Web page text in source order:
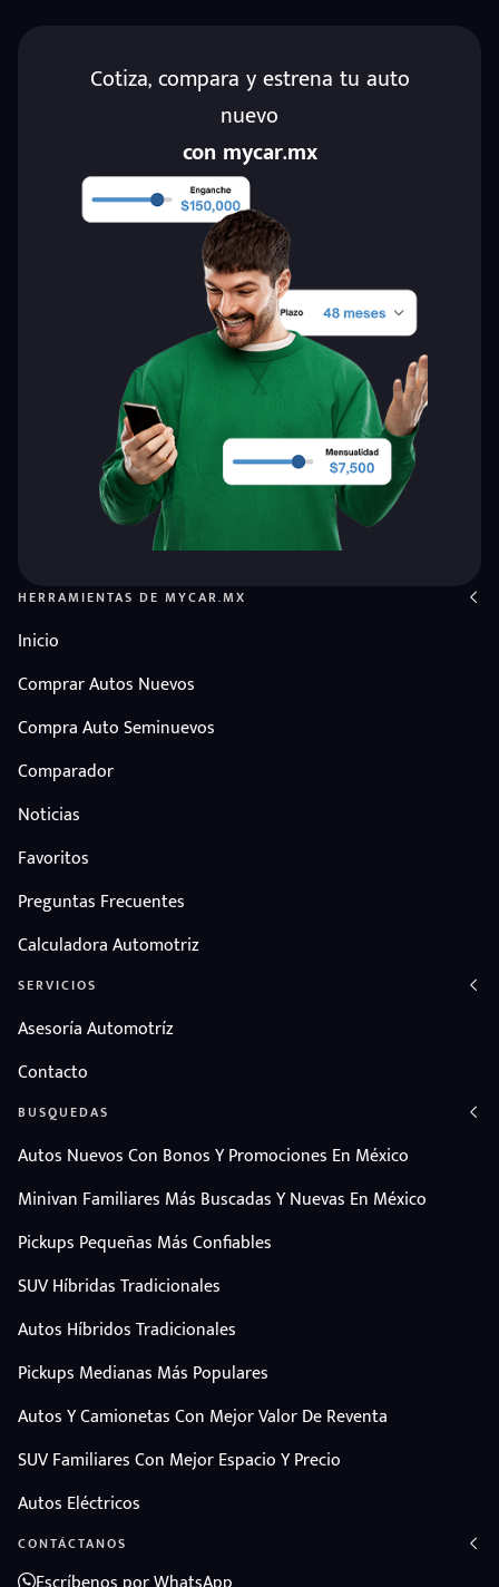
Cotiza, compara y estrena tu auto
nuevo
con mycar.mx
HERRAMIENTAS DE MYCAR.MX
Inicio
Comprar Autos Nuevos
Compra Auto Seminuevos
Comparador
Noticias
Favoritos
Preguntas Frecuentes
Calculadora Automotriz
SERVICIOS
Asesoría Automotríz
Contacto
BUSQUEDAS
Autos Nuevos Con Bonos Y Promociones En México
Minivan Familiares Más Buscadas Y Nuevas En México
Pickups Pequeñas Más Confiables
SUV Híbridas Tradicionales
Autos Híbridos Tradicionales
Pickups Medianas Más Populares
Autos Y Camionetas Con Mejor Valor De Reventa
SUV Familiares Con Mejor Espacio Y Precio
Autos Eléctricos
CONTÁCTANOS